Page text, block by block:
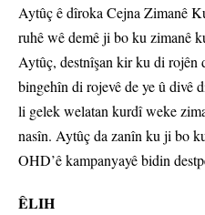
Aytûç ê dîroka Cejna Zimanê
ruhê wê demê ji bo ku zimanê
Aytûç, destnîşan kir ku di rojên
bingehîn di rojevê de ye û divê
li gelek welatan kurdî weke
nasîn. Aytûç da zanîn ku ji bo
OHD’ê kampanyayê bidin
ÊLIH